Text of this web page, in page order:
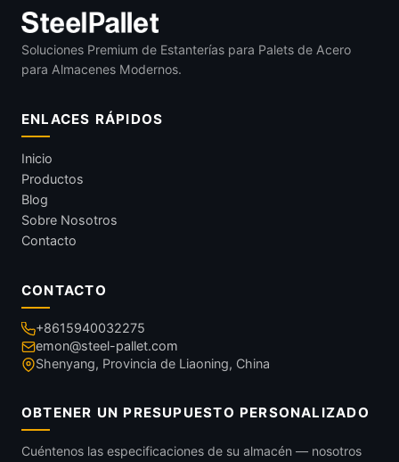
Soluciones Premium de Estanterías para Palets de Acero
para Almacenes Modernos.
ENLACES RÁPIDOS
Inicio
Productos
Blog
Sobre Nosotros
Contacto
CONTACTO
+8615940032275
emon@steel-pallet.com
Shenyang, Provincia de Liaoning, China
OBTENER UN PRESUPUESTO PERSONALIZADO
Cuéntenos las especificaciones de su almacén — nosotros